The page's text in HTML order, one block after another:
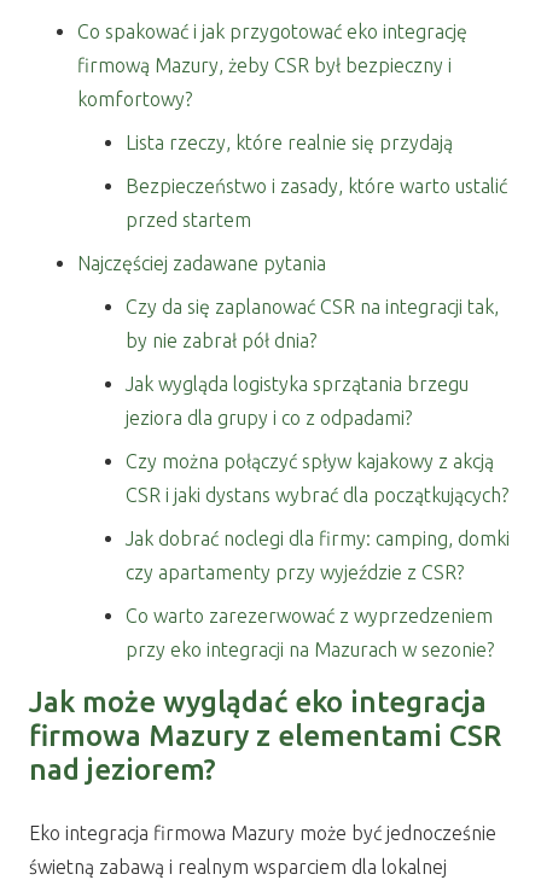
Co spakować i jak przygotować eko integrację
firmową Mazury, żeby CSR był bezpieczny i
komfortowy?
Lista rzeczy, które realnie się przydają
Bezpieczeństwo i zasady, które warto ustalić
przed startem
Najczęściej zadawane pytania
Czy da się zaplanować CSR na integracji tak,
by nie zabrał pół dnia?
Jak wygląda logistyka sprzątania brzegu
jeziora dla grupy i co z odpadami?
Czy można połączyć spływ kajakowy z akcją
CSR i jaki dystans wybrać dla początkujących?
Jak dobrać noclegi dla firmy: camping, domki
czy apartamenty przy wyjeździe z CSR?
Co warto zarezerwować z wyprzedzeniem
przy eko integracji na Mazurach w sezonie?
Jak może wyglądać eko integracja
firmowa Mazury z elementami CSR
nad jeziorem?
Eko integracja firmowa Mazury może być jednocześnie
świetną zabawą i realnym wsparciem dla lokalnej